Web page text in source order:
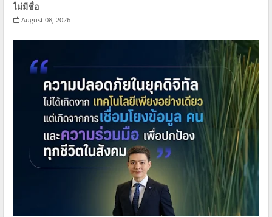
ไม่มีชื่อ
August 08, 2026